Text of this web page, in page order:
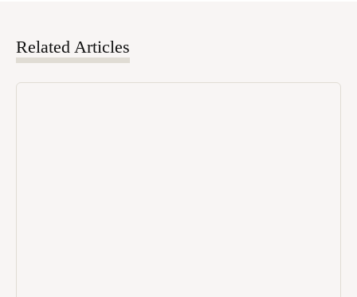
Related Articles